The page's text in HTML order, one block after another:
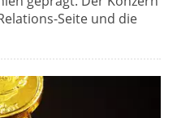
Seite und die